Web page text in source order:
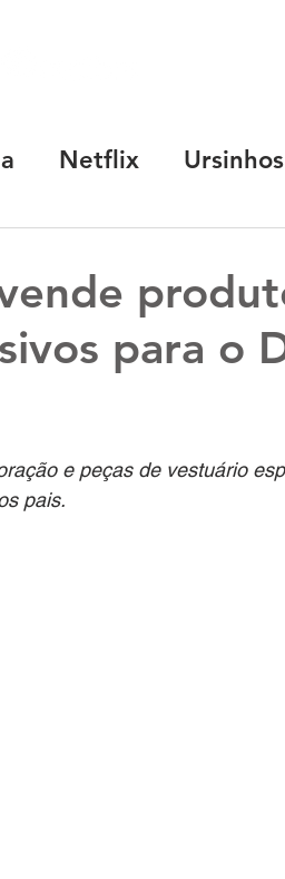
Netflix
Malu TotoyKids
para o
e peças de vestuário
pais.